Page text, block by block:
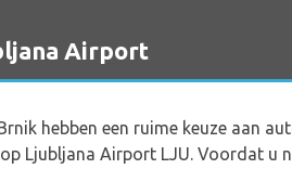
Airport
hebben een ruime keuze aan
Ljubljana Airport LJU. Voordat u